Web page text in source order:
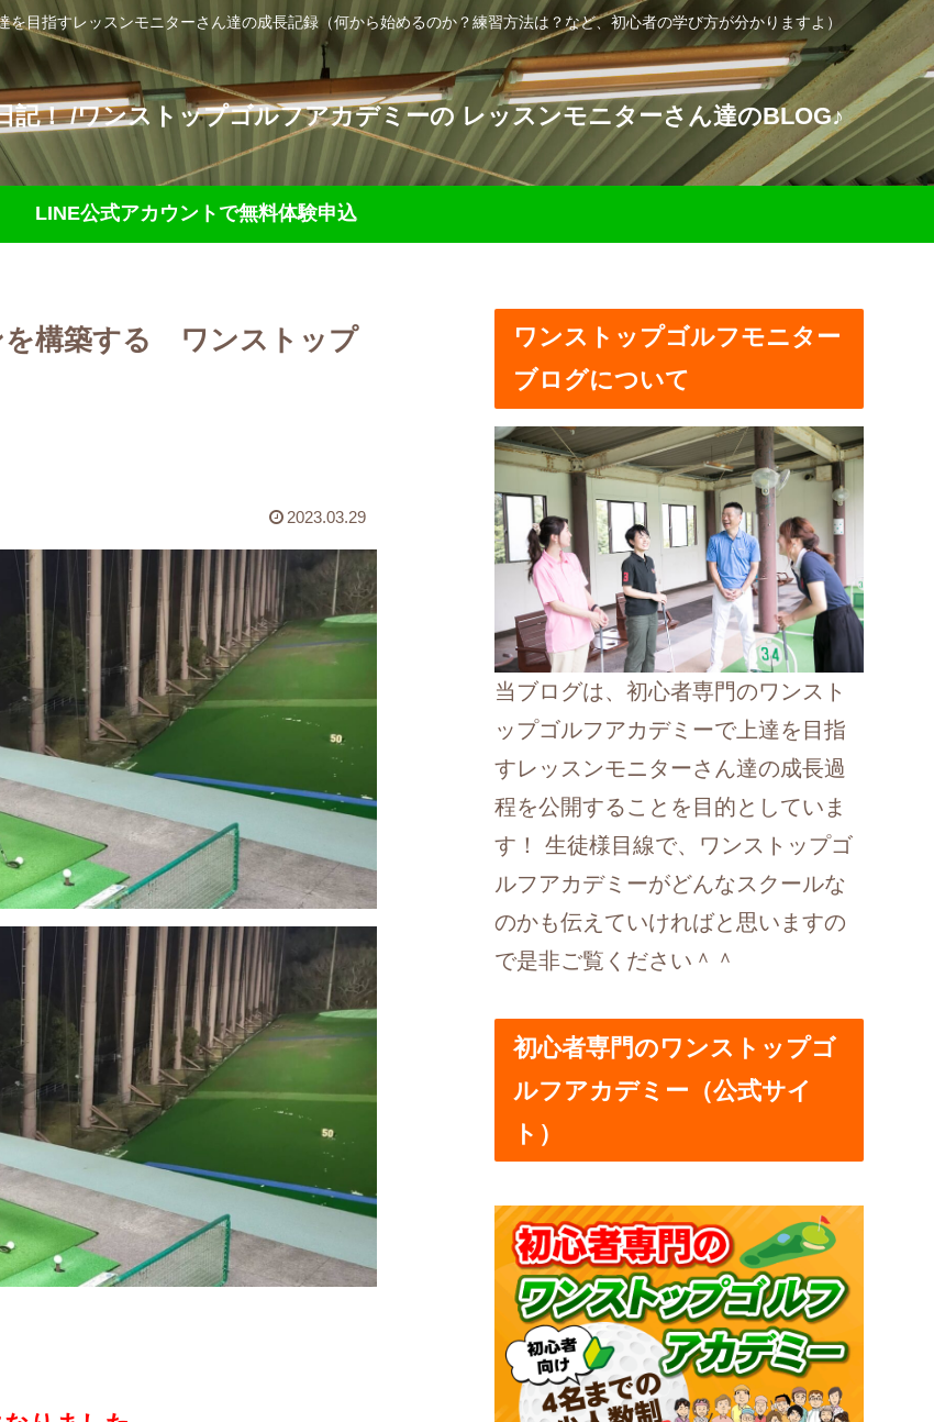
目指すレッスンモニターさん達の成長記録（何から始めるのか？練習方法は？など、初心者の学び方が分かりますよ）
記！ /ワンストップゴルフアカデミーの レッスンモニターさん達のBLOG♪
LINE公式アカウントで無料体験申込
構築する ワンストップ
2023.03.29
ワンストップゴルフモニター
ブログについて
当ブログは、初心者専門のワンスト
ップゴルフアカデミーで上達を目指
すレッスンモニターさん達の成長過
程を公開することを目的としていま
す！ 生徒様目線で、ワンストップゴ
ルフアカデミーがどんなスクールな
のかも伝えていければと思いますの
で是非ご覧ください＾＾
初心者専門のワンストップゴ
ルフアカデミー（公式サイ
ト）